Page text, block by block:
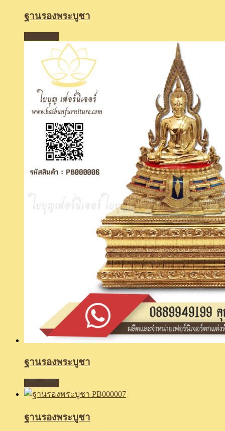
ฐานรองพระบูชา
ฐานรองพระบูชา
ฐานรองพระบูชา